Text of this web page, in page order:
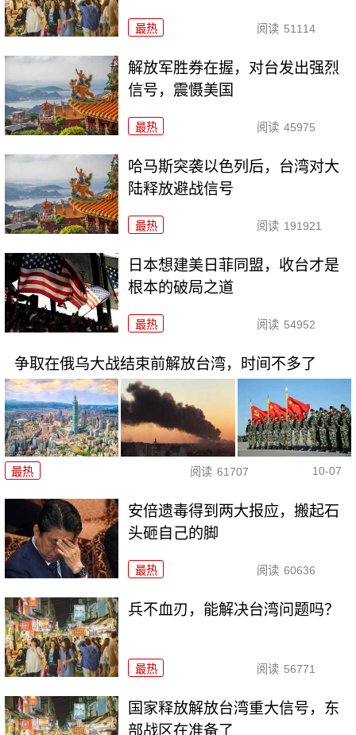
最热 阅读 51114
解放军胜券在握，对台发出强烈
信号，震慑美国
最热 阅读 45975
哈马斯突袭以色列后，台湾对大
陆释放避战信号
最热 阅读 191921
日本想建美日菲同盟，收台才是
根本的破局之道
最热 阅读 54952
争取在俄乌大战结束前解放台湾，时间不多了
最热 阅读 61707 10-07
安倍遗毒得到两大报应，搬起石
头砸自己的脚
最热 阅读 60636
兵不血刃，能解决台湾问题吗？
最热 阅读 56771
国家释放解放台湾重大信号，东
部战区在准备了